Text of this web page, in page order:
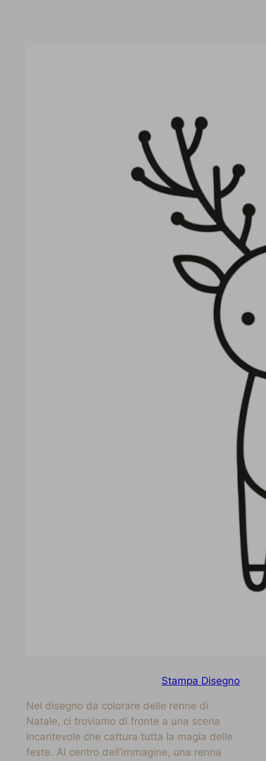
Stampa Disegno
Nel disegno da colorare delle renne di
Natale, ci troviamo di fronte a una scena
incantevole che cattura tutta la magia delle
feste. Al centro dell’immagine, una renna